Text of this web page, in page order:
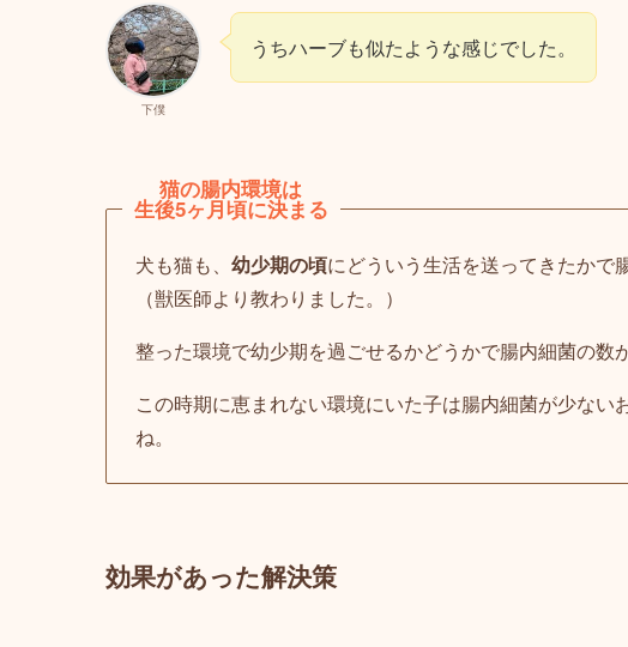
下僕
うちハーブも似たような感じでした。
猫の腸内環境は
生後5ヶ月頃に決まる
犬も猫も、 幼少期の頃にどういう生活を送ってきたかで
（獣医師より教わりました。）
整った環境で幼少期を過ごせるかどうかで腸内細菌の数
この時期に恵まれない環境にいた子は腸内細菌が少ない
ね。
効果があった解決策